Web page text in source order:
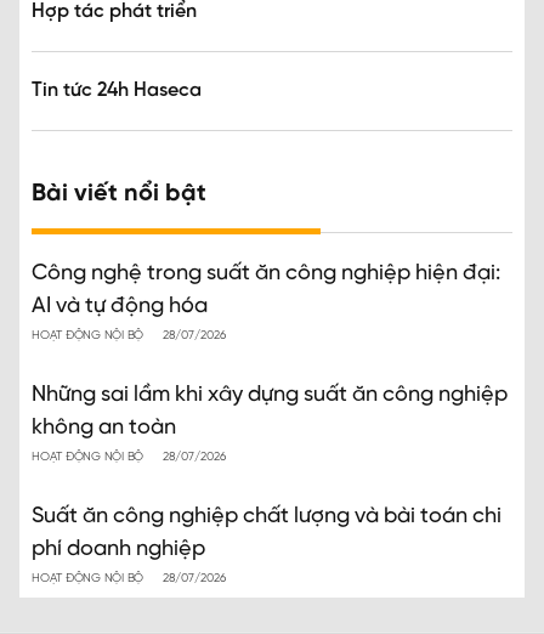
Hợp tác phát triển
Tin tức 24h Haseca
Bài viết nổi bật
Công nghệ trong suất ăn công nghiệp hiện đại:
AI và tự động hóa
HOẠT ĐỘNG NỘI BỘ 28/07/2026
Những sai lầm khi xây dựng suất ăn công nghiệp
không an toàn
HOẠT ĐỘNG NỘI BỘ 28/07/2026
Suất ăn công nghiệp chất lượng và bài toán chi
phí doanh nghiệp
HOẠT ĐỘNG NỘI BỘ 28/07/2026